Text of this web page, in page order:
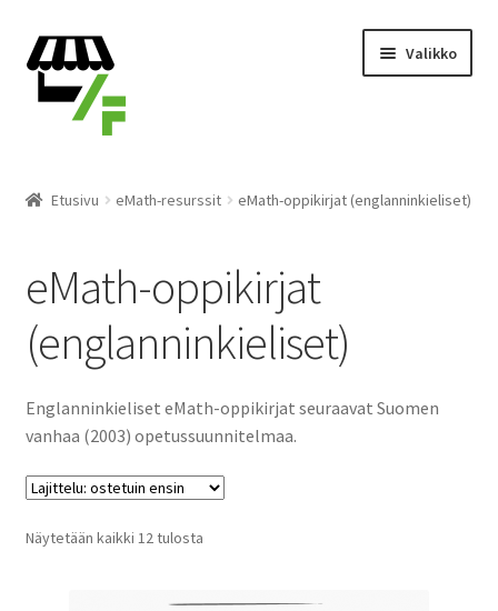
Siirry
navigointiin
Siirry
sisältöön
Valikko
Kassalle
Suomi
Etusivu eMath-resurssit eMath-oppikirjat (englanninkieliset)
eMath-oppikirjat
(englanninkieliset)
Englanninkieliset eMath-oppikirjat seuraavat Suomen
vanhaa (2003) opetussuunnitelmaa.
Näytetään kaikki 12 tulosta